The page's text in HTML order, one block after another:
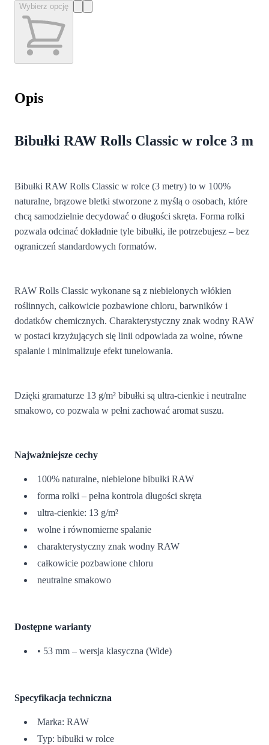
Wybierz opcję
Opis
Bibułki RAW Rolls Classic w rolce 3 m
Bibułki RAW Rolls Classic w rolce (3 metry) to w 100%
naturalne, brązowe bletki stworzone z myślą o osobach, które
chcą samodzielnie decydować o długości skręta. Forma rolki
pozwala odcinać dokładnie tyle bibułki, ile potrzebujesz – bez
ograniczeń standardowych formatów.
RAW Rolls Classic wykonane są z niebielonych włókien
roślinnych, całkowicie pozbawione chloru, barwników i
dodatków chemicznych. Charakterystyczny znak wodny RAW
w postaci krzyżujących się linii odpowiada za wolne, równe
spalanie i minimalizuje efekt tunelowania.
Dzięki gramaturze 13 g/m² bibułki są ultra-cienkie i neutralne
smakowo, co pozwala w pełni zachować aromat suszu.
Najważniejsze cechy
100% naturalne, niebielone bibułki RAW
forma rolki – pełna kontrola długości skręta
ultra-cienkie: 13 g/m²
wolne i równomierne spalanie
charakterystyczny znak wodny RAW
całkowicie pozbawione chloru
neutralne smakowo
Dostępne warianty
• 53 mm – wersja klasyczna (Wide)
Specyfikacja techniczna
Marka: RAW
Typ: bibułki w rolce